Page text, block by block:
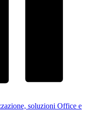
soluzioni Office e